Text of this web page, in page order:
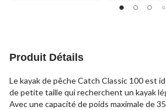
Produit Détails
Le kayak de pêche Catch Classic 100 est
de petite taille qui recherchent un kayak
Avec une capacité de poids maximale de